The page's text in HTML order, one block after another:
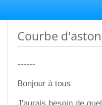
Courbe d'aston
------
Bonjour à tous